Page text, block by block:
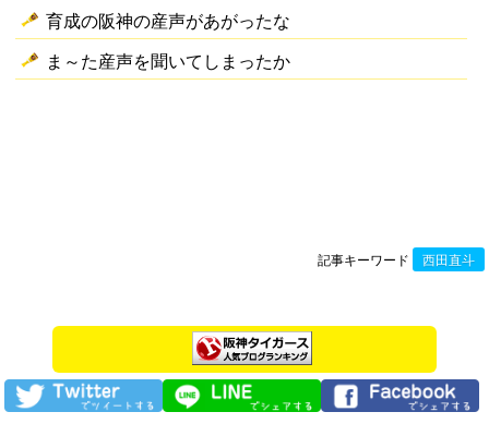
育成の阪神の産声があがったな
ま～た産声を聞いてしまったか
記事キーワード 西田直斗